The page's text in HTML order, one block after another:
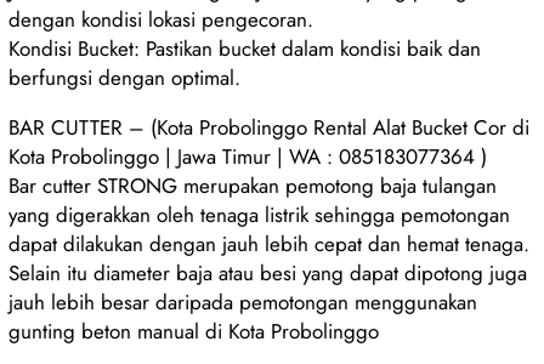
dengan kondisi lokasi pengecoran.
Kondisi Bucket: Pastikan bucket dalam kondisi baik dan
berfungsi dengan optimal.
BAR CUTTER – (Kota Probolinggo Rental Alat Bucket Cor di
Kota Probolinggo | Jawa Timur | WA : 085183077364 )
Bar cutter STRONG merupakan pemotong baja tulangan
yang digerakkan oleh tenaga listrik sehingga pemotongan
dapat dilakukan dengan jauh lebih cepat dan hemat tenaga.
Selain itu diameter baja atau besi yang dapat dipotong juga
jauh lebih besar daripada pemotongan menggunakan
gunting beton manual di Kota Probolinggo